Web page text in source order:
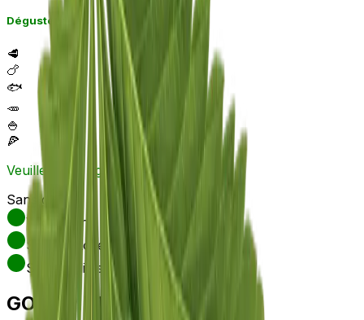
Déguster avec
🥩
🍗
🐟
🥕
🍚
🍕
Veuillez bien agiter avant utilisation !
Sans gluten
Végétalien
Sans lactose
Sans additifs
GOURMET